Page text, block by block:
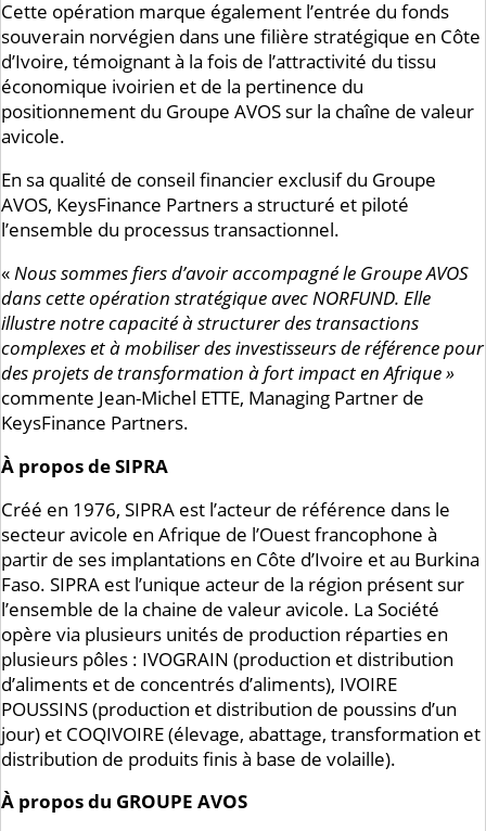
Cette opération marque également l’entrée du fonds
souverain norvégien dans une filière stratégique en Côte
d’Ivoire, témoignant à la fois de l’attractivité du tissu
économique ivoirien et de la pertinence du
positionnement du Groupe AVOS sur la chaîne de valeur
avicole.
En sa qualité de conseil financier exclusif du Groupe
AVOS, KeysFinance Partners a structuré et piloté
l’ensemble du processus transactionnel.
«Nous sommes fiers d’avoir accompagné le Groupe AVOS
dans cette opération stratégique avec NORFUND. Elle
illustre notre capacité à structurer des transactions
complexes et à mobiliser des investisseurs de référence pour
des projets de transformation à fort impact en Afrique »
commente Jean-Michel ETTE, Managing Partner de
KeysFinance Partners.
À propos de SIPRA
Créé en 1976, SIPRA est l’acteur de référence dans le
secteur avicole en Afrique de l’Ouest francophone à
partir de ses implantations en Côte d’Ivoire et au Burkina
Faso. SIPRA est l’unique acteur de la région présent sur
l’ensemble de la chaine de valeur avicole. La Société
opère via plusieurs unités de production réparties en
plusieurs pôles : IVOGRAIN (production et distribution
d’aliments et de concentrés d’aliments), IVOIRE
POUSSINS (production et distribution de poussins d’un
jour) et COQIVOIRE (élevage, abattage, transformation et
distribution de produits finis à base de volaille).
À propos du GROUPE AVOS